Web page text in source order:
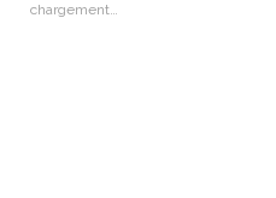
chargement…